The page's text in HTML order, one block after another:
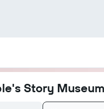
Story Museum